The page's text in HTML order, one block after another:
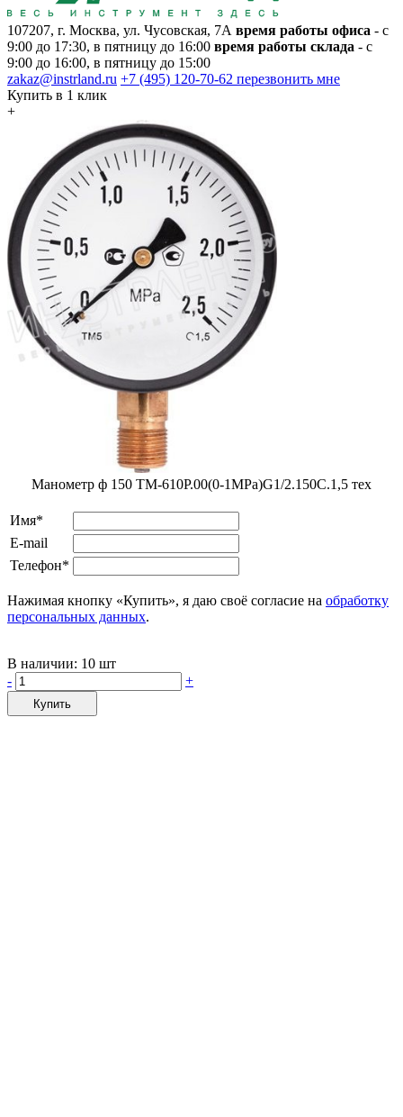
107207, г. Москва, ул. Чусовская, 7А время работы офиса - с
9:00 до 17:30, в пятницу до 16:00 время работы склада - с
9:00 до 16:00, в пятницу до 15:00
zakaz@instrland.ru +7 (495) 120-70-62 перезвонить мне
Купить в 1 клик
+
Манометр ф 150 ТМ-610Р.00(0-1MPa)G1/2.150С.1,5 тех
Имя*
E-mail
Телефон*
Нажимая кнопку «Купить», я даю своё согласие на обработку
персональных данных.
В наличии: 10 шт
-
+
Купить